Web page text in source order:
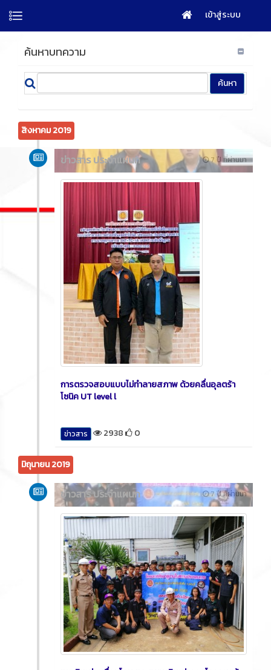
เข้าสู่ระบบ
ค้นหาบทความ
สิงหาคม 2019
7 ปี ที่ผ่านมา
ข่าวสาร ประจำแผนก
การตรวจสอบแบบไม่ทำลายสภาพ ด้วยคลื่นอุลตร้า
โซนิค UT level l
ข่าวสาร 2938 0
มิถุนายน 2019
7 ปี ที่ผ่านมา
ข่าวสาร ประจำแผนก